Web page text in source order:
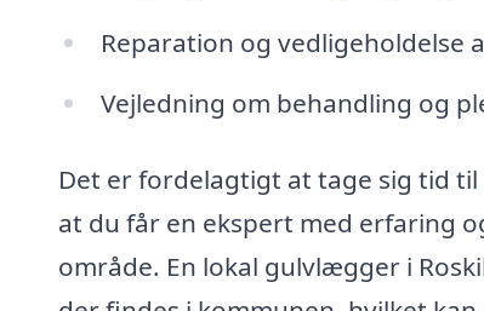
Reparation og vedligeholdelse
Vejledning om behandling og
Det er fordelagtigt at tage sig tid
at du får en ekspert med erfaring
område. En lokal gulvlægger i